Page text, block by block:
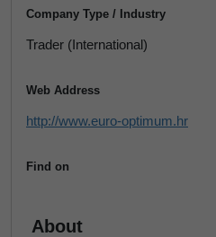
Company Type / Industry
Trader (International)
Web Address
http://www.euro-optimum.hr
Find on
About